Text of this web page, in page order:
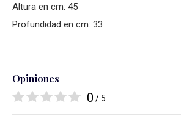
Altura en cm: 45
Profundidad en cm: 33
Opiniones
0 / 5